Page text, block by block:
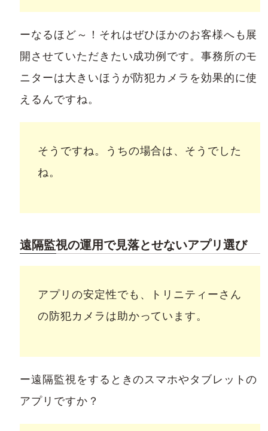
ーなるほど～！それはぜひほかのお客様へも展
開させていただきたい成功例です。事務所のモ
ニターは大きいほうが防犯カメラを効果的に使
えるんですね。
そうですね。うちの場合は、そうでした
ね。
遠隔監視の運用で見落とせないアプリ選び
アプリの安定性でも、トリニティーさん
の防犯カメラは助かっています。
ー遠隔監視をするときのスマホやタブレットの
アプリですか？